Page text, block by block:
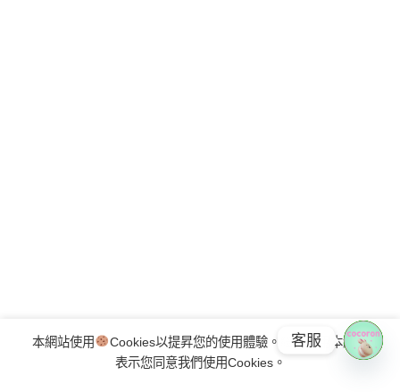
本網站使用
Cookies以提昇您的使用體驗。繼續使用本網站
表示您同意我們使用Cookies。
客服